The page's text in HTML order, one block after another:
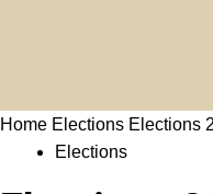
Home Elections
Elections